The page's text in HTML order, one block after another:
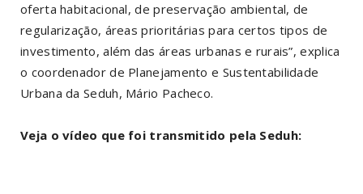
oferta habitacional, de preservação ambiental, de
regularização, áreas prioritárias para certos tipos de
investimento, além das áreas urbanas e rurais”, explica
o coordenador de Planejamento e Sustentabilidade
Urbana da Seduh, Mário Pacheco.
Veja o vídeo que foi transmitido pela Seduh: